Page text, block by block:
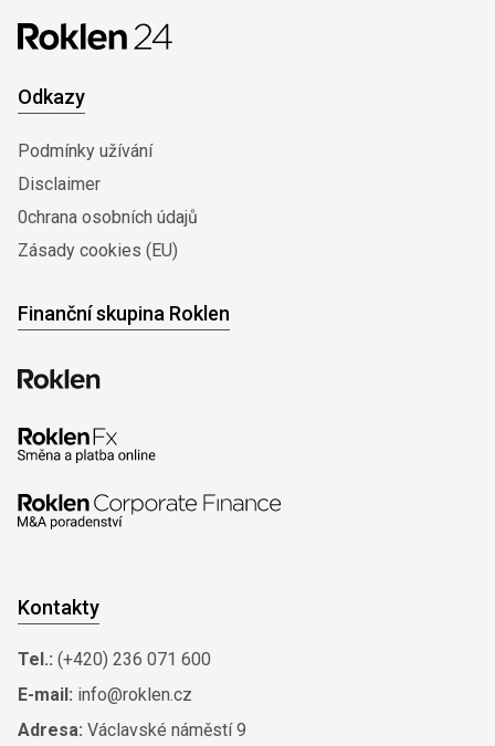
Odkazy
Podmínky užívání
Disclaimer
0chrana osobních údajů
Zásady cookies (EU)
Finanční skupina Roklen
Kontakty
Tel.: (+420) 236 071 600
E-mail: info@roklen.cz
Adresa: Václavské náměstí 9